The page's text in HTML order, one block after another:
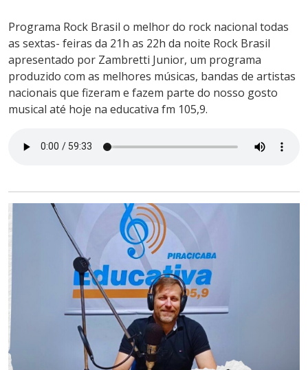
Programa Rock Brasil o melhor do rock nacional todas
as sextas- feiras da 21h as 22h da noite Rock Brasil
apresentado por Zambretti Junior, um programa
produzido com as melhores músicas, bandas de artistas
nacionais que fizeram e fazem parte do nosso gosto
musical até hoje na educativa fm 105,9.